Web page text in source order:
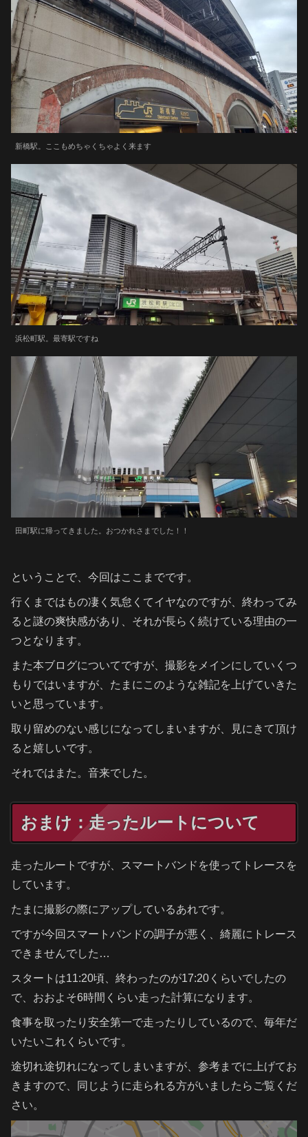
新橋駅。ここもめちゃくちゃよく来ます
浜松町駅。最寄駅ですね
田町駅に帰ってきました。おつかれさまでした！！
ということで、今回はここまでです。
行くまではもの凄く気怠くてイヤなのですが、終わってみ
ると謎の爽快感があり、それが長らく続けている理由の一
つとなります。
また本ブログについてですが、撮影をメインにしていくつ
もりではいますが、たまにこのような雑記を上げていきた
いと思っています。
取り留めのない感じになってしまいますが、見にきて頂け
ると嬉しいです。
それではまた。音来でした。
おまけ：走ったルートについて
走ったルートですが、スマートバンドを使ってトレースを
しています。
たまに撮影の際にアップしているあれです。
ですが今回スマートバンドの調子が悪く、綺麗にトレース
できませんでした…
スタートは11:20頃、終わったのが17:20くらいでしたの
で、おおよそ6時間くらい走った計算になります。
食事を取ったり安全第一で走ったりしているので、毎年だ
いたいこれくらいです。
途切れ途切れになってしまいますが、参考までに上げてお
きますので、同じように走られる方がいましたらご覧くだ
さい。